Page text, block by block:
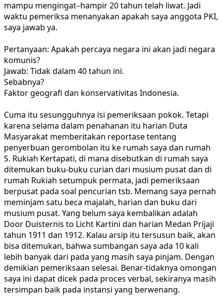
mampu mengingat–hampir 20 tahun telah liwat. Jadi
waktu pemeriksa menanyakan apakah saya anggota PKI,
saya jawab ya.
Pertanyaan: Apakah percaya negara ini akan jadi negara
komunis?
Jawab: Tidak dalam 40 tahun ini.
Sebabnya?
Faktor geografi dan konservativitas Indonesia.
Cuma itu sesungguhnya isi pemeriksaan pokok. Tetapi
karena selama dalam penahanan itu harian Duta
Masyarakat memberitakan reportase tentang
penyerbuan gerombolan itu ke rumah saya dan rumah
S. Rukiah Kertapati, di mana disebutkan di rumah saya
ditemukan buku-buku curian dari musium pusat dan di
rumah Rukiah setumpuk permata, jadi pemeriksaan
berpusat pada soal pencurian tsb. Memang saya pernah
meminjam satu beca majalah, harian dan buku dari
musium pusat. Yang belum saya kembalikan adalah
Door Duisternis to Licht Kartini dan harian Medan Prijaji
tahun 1911 dan 1912. Kalau arsip itu tersusun baik, akan
bisa ditemukan, bahwa sumbangan saya ada 10 kali
lebih banyak dari pada yang masih saya pinjam. Dengan
demikian pemeriksaan selesai. Benar-tidaknya omongan
saya ini dapat dicek pada proces verbal, sekiranya masih
tersimpan baik pada instansi yang berwenang.